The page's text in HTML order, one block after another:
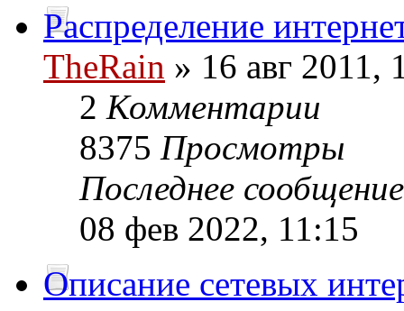
Распределение
TheRain » 16 авг 2011,
2 Комментарии
8375 Просмотры
Последнее
08 фев 2022, 11:15
Описание сетевых